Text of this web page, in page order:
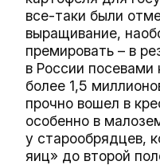
все-таки были
выращивание,
премировать – в
в России
более 1,5
прочно вошел в
особенно в
у старообрядцев,
яиц» до второй